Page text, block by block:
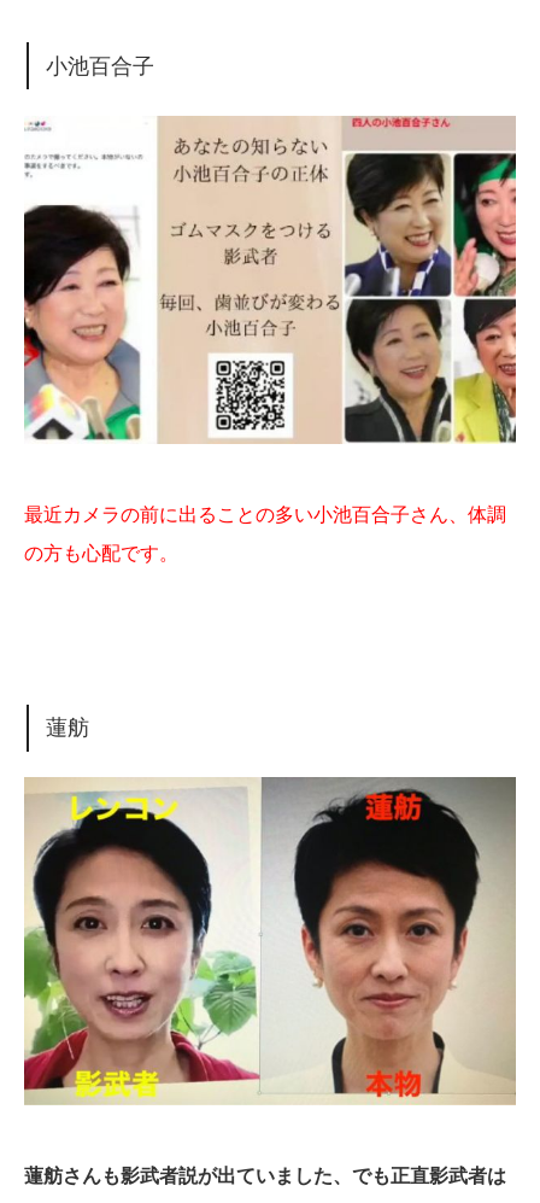
小池百合子
最近カメラの前に出ることの多い小池百合子さん、体調
の方も心配です。
蓮舫
蓮舫さんも影武者説が出ていました、でも正直影武者は